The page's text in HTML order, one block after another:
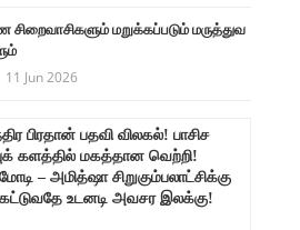
சிறைவாசிகளும் மறுக்கப்படும் மருத்துவ
11 Jun 2026
பிரதான் பதவி விலகல்! பாசிச
களத்தில் மகத்தான வெற்றி!
– அமித்ஷா சிறுகும்பலாட்சிக்கு
கட்டுவதே உடனடி அவசர இலக்கு!